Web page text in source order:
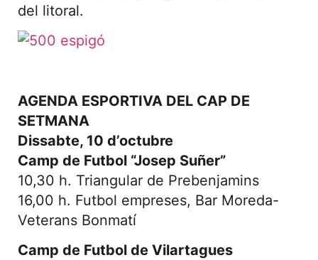
del litoral.
AGENDA ESPORTIVA DEL CAP DE
SETMANA
Dissabte, 10 d’octubre
Camp de Futbol “Josep Suñer”
10,30 h. Triangular de Prebenjamins
16,00 h. Futbol empreses, Bar Moreda-
Veterans Bonmatí
Camp de Futbol de Vilartagues